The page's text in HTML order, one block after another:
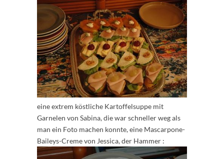
eine extrem köstliche Kartoffelsuppe mit
Garnelen von Sabina, die war schneller weg als
man ein Foto machen konnte, eine Mascarpone-
Baileys-Creme von Jessica, der Hammer :